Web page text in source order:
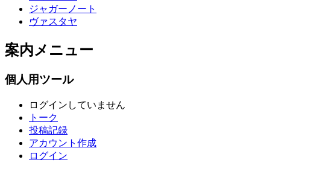
ジャガーノート
ヴァスタヤ
案内メニュー
個人用ツール
ログインしていません
トーク
投稿記録
アカウント作成
ログイン